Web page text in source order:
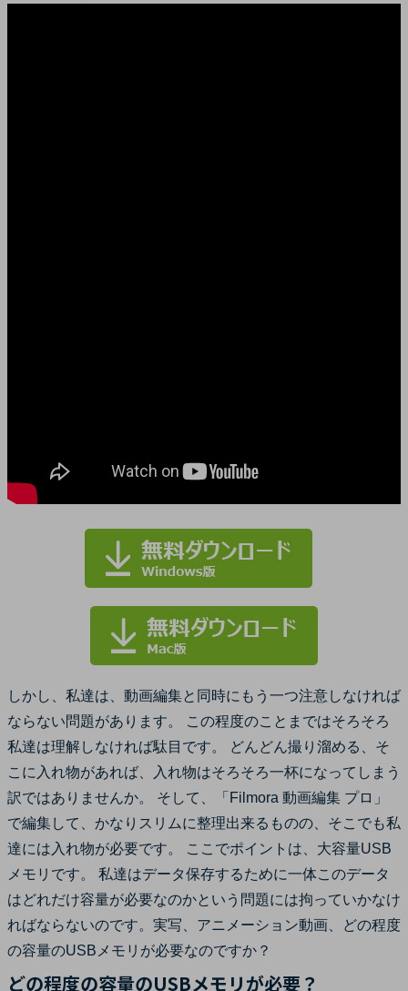
しかし、私達は、動画編集と同時にもう一つ注意しなければ
ならない問題があります。 この程度のことまではそろそろ
私達は理解しなければ駄目です。 どんどん撮り溜める、そ
こに入れ物があれば、入れ物はそろそろ一杯になってしまう
訳ではありませんか。 そして、「Filmora 動画編集 プロ」
で編集して、かなりスリムに整理出来るものの、そこでも私
達には入れ物が必要です。 ここでポイントは、大容量USB
メモリです。 私達はデータ保存するために一体このデータ
はどれだけ容量が必要なのかという問題には拘っていかなけ
ればならないのです。実写、アニメーション動画、どの程度
の容量のUSBメモリが必要なのですか？
どの程度の容量のUSBメモリが必要？